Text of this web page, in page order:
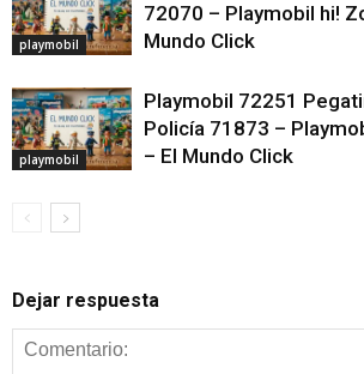
playmobil
72070 – Playmobil hi!
Mundo Click
playmobil
Playmobil 72251
Policía 71873 –
– El Mundo Click
Dejar respuesta